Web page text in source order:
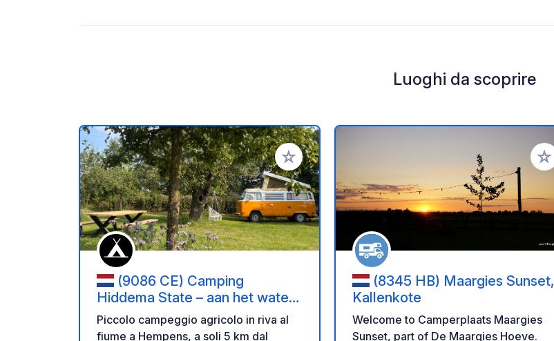
Luoghi da scoprire
Aggiungi ai tuoi preferiti
(9086 CE) Camping
Hiddema State – aan het water,
5 km van Leeuwarden
Piccolo campeggio agricolo in riva al
fiume a Hempens, a soli 5 km dal
(8345 HB) Maargies Sunset,
Kallenkote
Welcome to Camperplaats Maargies
Sunset, part of De Maargies Hoeve.